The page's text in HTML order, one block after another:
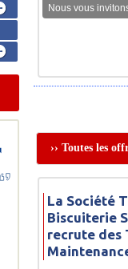
Nous vous
›› Toutes les
La Société
Biscuiterie
recrute des